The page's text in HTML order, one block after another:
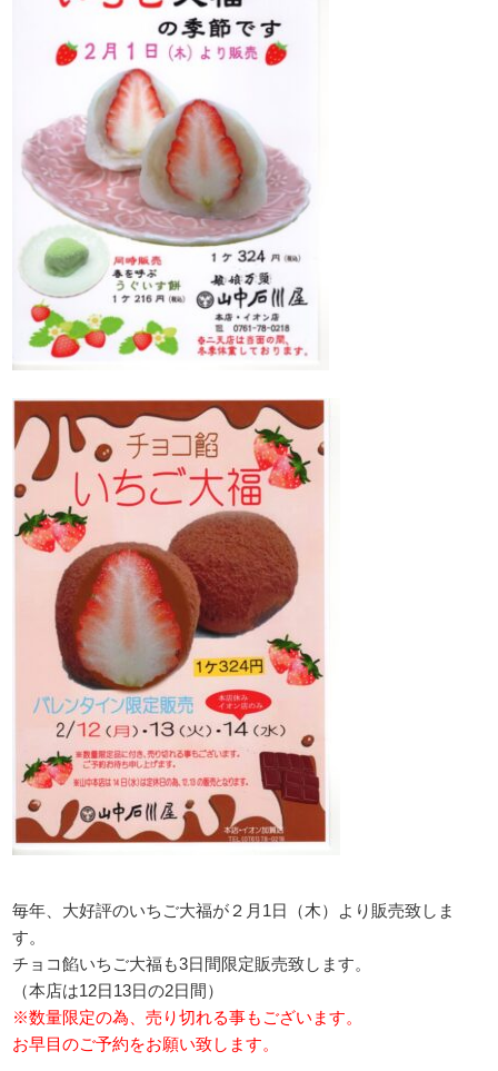
毎年、大好評のいちご大福が２月1日（木）より販売致しま
す。
チョコ餡いちご大福も3日間限定販売致します。
（本店は12日13日の2日間）
※数量限定の為、売り切れる事もございます。
お早目のご予約をお願い致します。